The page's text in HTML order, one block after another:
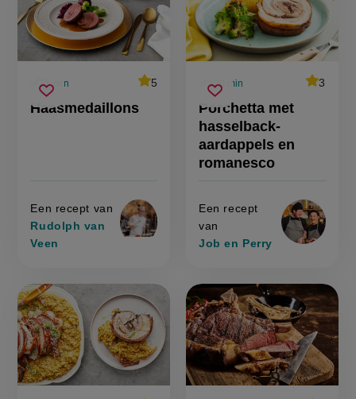
Haasmedaillons
voorbereidingstijd
25 min
average
5
Beoordeel
'haasmedaillons'
Een recept van
Rudolph van
Veen
Sla
recept
haasmedaillons
Porchetta met
hasselback-
aardappels en
romanesco
voorbereidingstijd
120 min
average
3
Een recept
van
Job en Perry
Sla
recept
op
porchetta
met
hasselback-
aardappels
romanesco